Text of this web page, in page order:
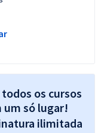
os cursos
um só lugar!